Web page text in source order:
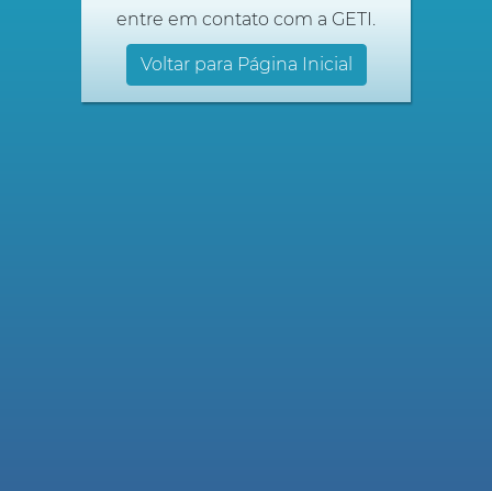
entre em contato com a GETI.
Voltar para Página Inicial